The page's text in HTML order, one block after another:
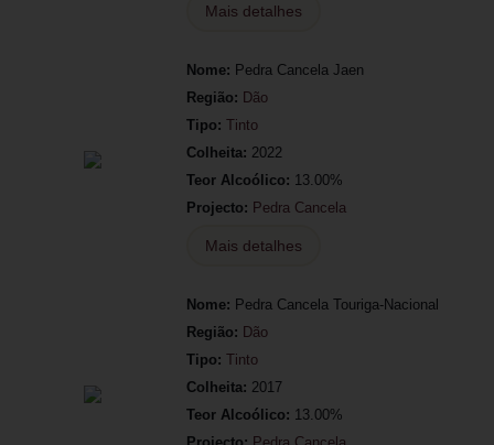
Mais detalhes
Nome: Pedra Cancela Jaen
Região: Dão
Tipo: Tinto
Colheita: 2022
Teor Alcoólico: 13.00%
Projecto: Pedra Cancela
Mais detalhes
Nome: Pedra Cancela Touriga-Nacional
Região: Dão
Tipo: Tinto
Colheita: 2017
Teor Alcoólico: 13.00%